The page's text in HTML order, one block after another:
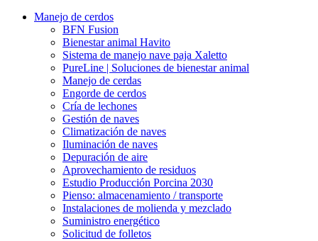
Manejo de cerdos
BFN Fusion
Bienestar animal Havito
Sistema de manejo nave paja Xaletto
PureLine | Soluciones de bienestar animal
Manejo de cerdas
Engorde de cerdos
Cría de lechones
Gestión de naves
Climatización de naves
Iluminación de naves
Depuración de aire
Aprovechamiento de residuos
Estudio Producción Porcina 2030
Pienso: almacenamiento / transporte
Instalaciones de molienda y mezclado
Suministro energético
Solicitud de folletos